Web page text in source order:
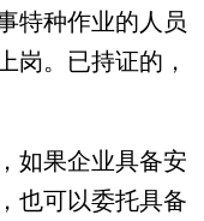
特种作业的人员
岗。已持证的，
果企业具备安
也可以委托具备